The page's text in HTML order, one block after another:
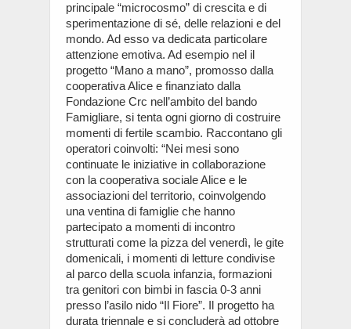
principale “microcosmo” di crescita e di
sperimentazione di sé, delle relazioni e del
mondo. Ad esso va dedicata particolare
attenzione emotiva. Ad esempio nel il
progetto “Mano a mano”, promosso dalla
cooperativa Alice e finanziato dalla
Fondazione Crc nell’ambito del bando
Famigliare, si tenta ogni giorno di costruire
momenti di fertile scambio. Raccontano gli
operatori coinvolti: “Nei mesi sono
continuate le iniziative in collaborazione
con la cooperativa sociale Alice e le
associazioni del territorio, coinvolgendo
una ventina di famiglie che hanno
partecipato a momenti di incontro
strutturati come la pizza del venerdì, le gite
domenicali, i momenti di letture condivise
al parco della scuola infanzia, formazioni
tra genitori con bimbi in fascia 0-3 anni
presso l’asilo nido “Il Fiore”. Il progetto ha
durata triennale e si concluderà ad ottobre